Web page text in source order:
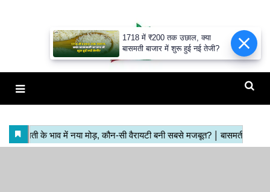
1718 में ₹200 तक उछाल, क्या
बासमती बाजार में शुरू हुई नई तेजी?